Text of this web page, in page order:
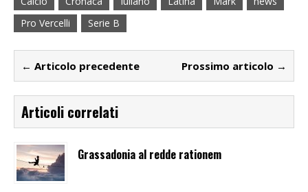
Pro Vercelli
Serie B
← Articolo precedente Prossimo articolo →
Articoli correlati
Grassadonia al redde rationem